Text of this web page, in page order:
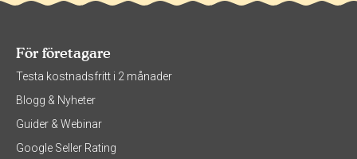
För företagare
Testa kostnadsfritt i 2 månader
Blogg & Nyheter
Guider & Webinar
Google Seller Rating